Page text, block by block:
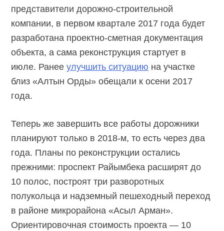
представители дорожно-строительной
компании, в первом квартале 2017 года будет
разработана проектно-сметная документация
объекта, а сама реконструкция стартует в
июле. Ранееулучшить ситуацию на участке
близ «Алтын Орды» обещали к осени 2017
года.
Теперь же завершить все работы дорожники
планируют только в 2018-м, то есть через два
года. Планы по реконструкции остались
прежними: проспект Райымбека расширят до
10 полос, построят три разворотных
полукольца и надземный пешеходный переход
в районе микрорайона «Асыл Арман».
Ориентировочная стоимость проекта — 10